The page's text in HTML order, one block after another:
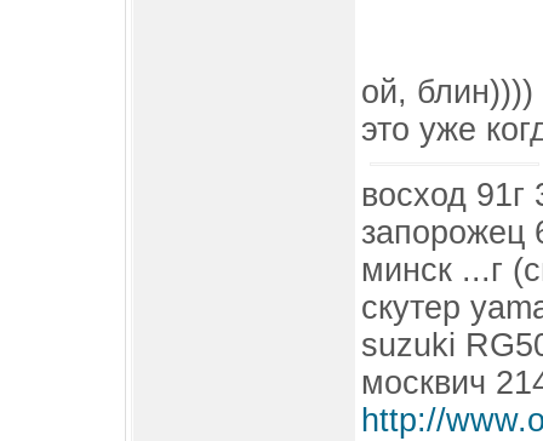
ой, блин))))
это уже
восход 91г
запорожец
минск ...г
скутер
suzuki
москвич
http://